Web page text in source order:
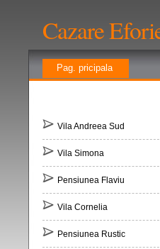
Cazare
Pag. pricipala
Vila Andreea Sud
Vila Simona
Pensiunea Flaviu
Vila Cornelia
Pensiunea Rustic